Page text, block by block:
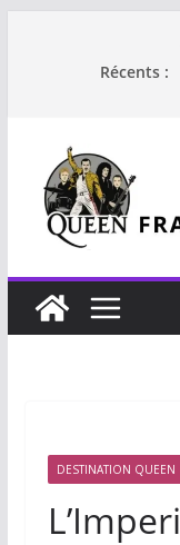
Récents :
DESTINATION QUEEN